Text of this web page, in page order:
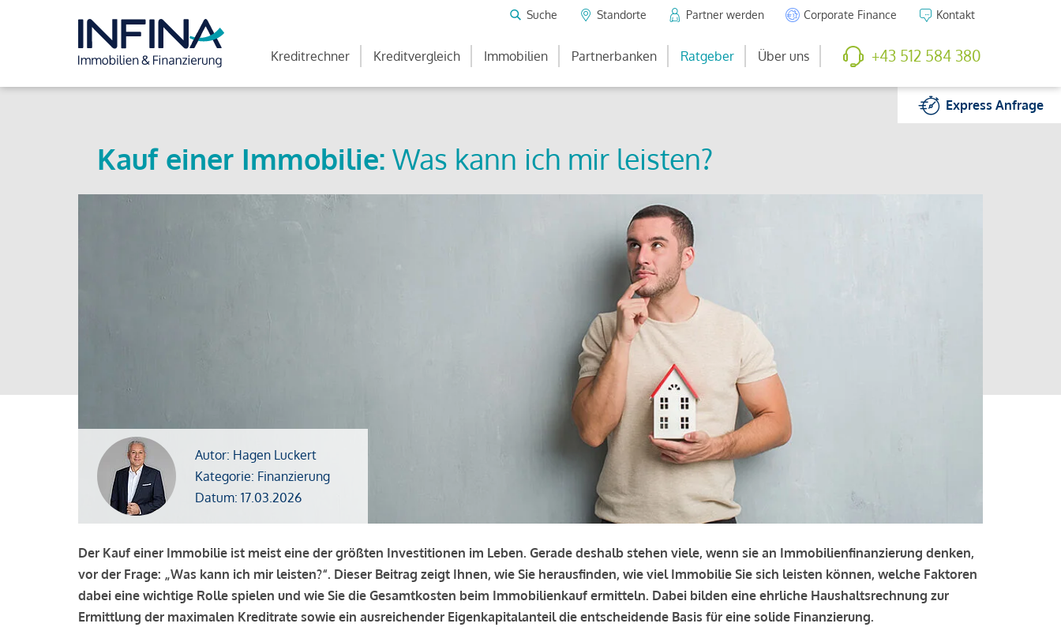
Suche Standorte Partner werden Corporate Finance Kontakt
Kreditrechner Kreditvergleich Immobilien Partnerbanken Ratgeber Über uns +43 512 584 380
ExpressAnfrage
Kauf einer Immobilie: Was kann ich mir leisten?
Autor: Hagen Luckert
Kategorie: Finanzierung
Datum: 17.03.2026
Der Kauf einer Immobilie ist meist eine der größten Investitionen im Leben. Gerade deshalb stehen viele, wenn sie an Immobilienfinanzierung denken,
vor der Frage: „Was kann ich mir leisten?“. Dieser Beitrag zeigt Ihnen, wie Sie herausfinden, wie viel Immobilie Sie sich leisten können, welche Faktoren
dabei eine wichtige Rolle spielen und wie Sie die Gesamtkosten beim Immobilienkauf ermitteln. Dabei bilden eine ehrliche Haushaltsrechnung zur
Ermittlung der maximalen Kreditrate sowie ein ausreichender Eigenkapitalanteil die entscheidende Basis für eine solide Finanzierung.